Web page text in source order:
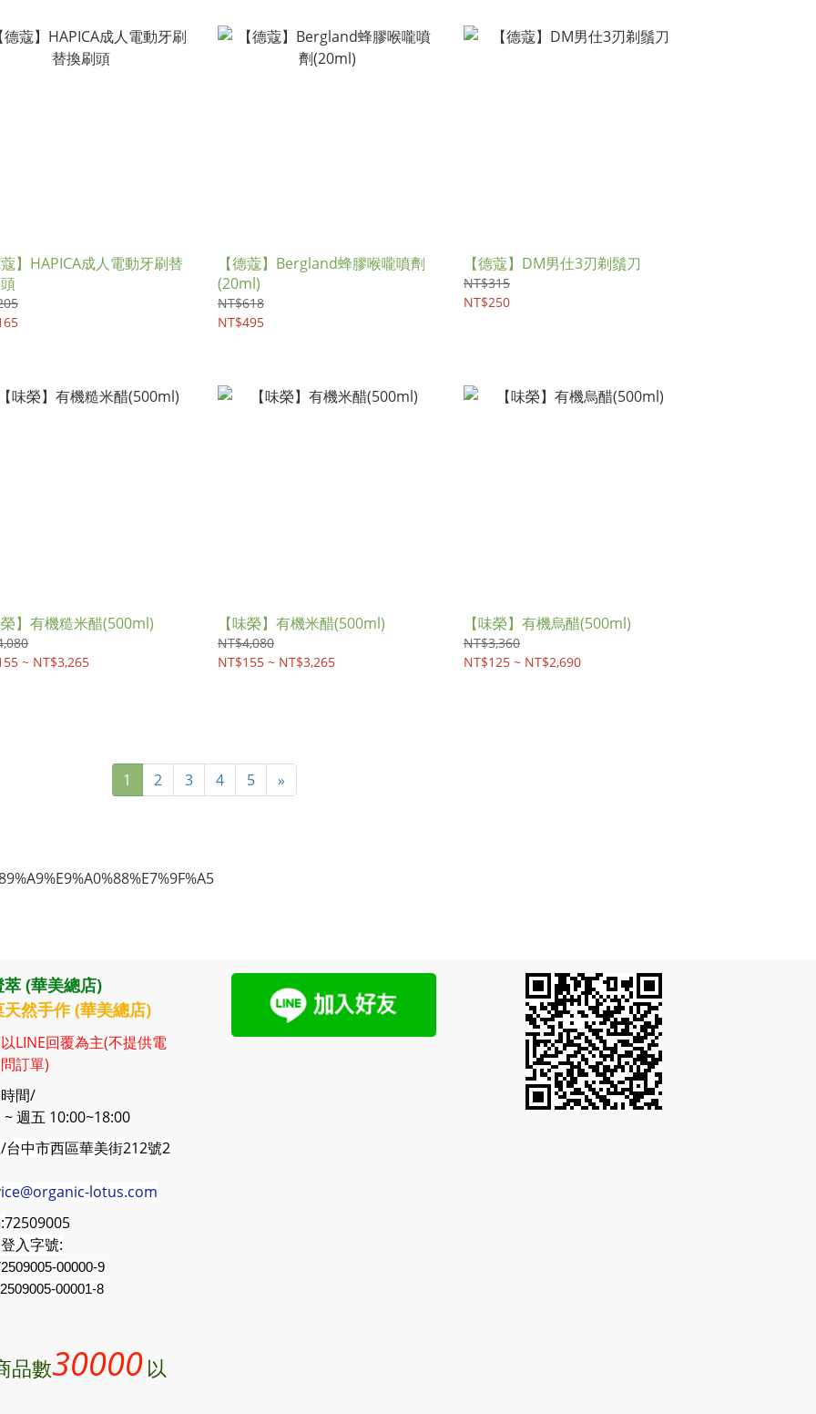
】HAPICA成人電動牙刷替
【德蔻】Bergland蜂膠喉嚨噴劑
(20ml)
NT$618
NT$495
【德蔻】DM男仕3刃剃鬚刀
NT$315
NT$250
】有機糙米醋(500ml)
~ NT$3,265
【味榮】有機米醋(500ml)
NT$4,080
NT$155 ~ NT$3,265
【味榮】有機烏醋(500ml)
NT$3,360
NT$125 ~ NT$2,690
1 2 3 4 5 »
萃 (華美總店)
天然手作 (華美總店)
LINE回覆為主(不提供電
訂單)
間/
~ 週五 10:00~18:00
台中市西區華美街212號2
lotus.com
72509005
入字號:
00000-9
-00001-8
品數30000 以